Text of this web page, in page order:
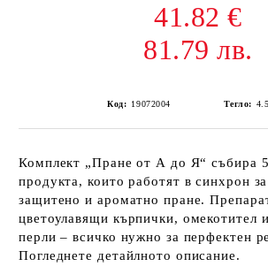
41.82 €
81.79 лв.
Код: 19072004 Тегло:
Комплект „Пране от А до Я“ събира
продукта, които работят в синхрон
защитено и ароматно пране.
цветоулавящи кърпички, омекотител
перли – всичко нужно за перфектен
Погледнете детайлното описание.